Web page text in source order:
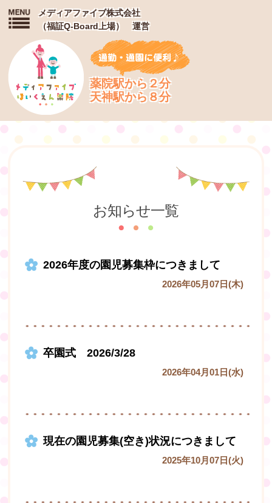
メディアファイブ株式会社
（福証Q-Board上場） 運営
薬院駅から２分
天神駅から８分
お知らせ一覧
2026年度の園児募集枠につきまして
2026年05月07日(木)
卒園式 2026/3/28
2026年04月01日(水)
現在の園児募集(空き)状況につきまして
2025年10月07日(火)